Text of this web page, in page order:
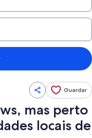
Guardar
mas perto
locais de